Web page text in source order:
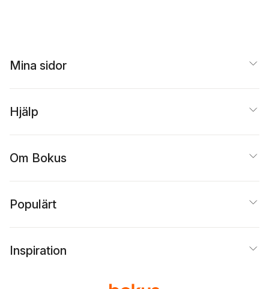
Mina sidor
Hjälp
Om Bokus
Populärt
Inspiration